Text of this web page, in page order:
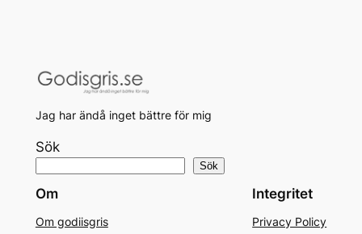
Jag har ändå inget bättre för mig
Sök
Sök
Om
Om godiisgris
Integritet
Privacy Policy